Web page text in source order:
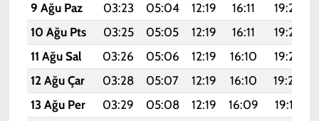
9 Ağu Paz
03:23 05:04 12:19 16:11 19:24
10 Ağu Pts
03:25 05:05 12:19 16:11 19:23
11 Ağu Sal
03:26 05:06 12:19 16:10 19:22
12 Ağu Çar
03:28 05:07 12:19 16:10 19:20
13 Ağu Per
03:29 05:08 12:19 16:09 19:19